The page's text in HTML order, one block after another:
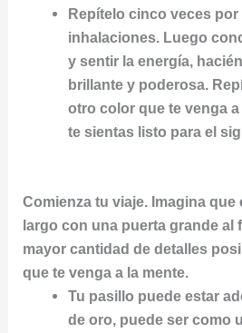
Repítelo cinco veces
inhalaciones. Luego
y sentir la energía,
brillante y poderosa.
otro color que te venga
te sientas listo para el
Comienza tu viaje. Imagina
largo con una puerta grande al
mayor cantidad de detalles
que te venga a la mente.
Tu pasillo puede estar
de oro, puede ser como